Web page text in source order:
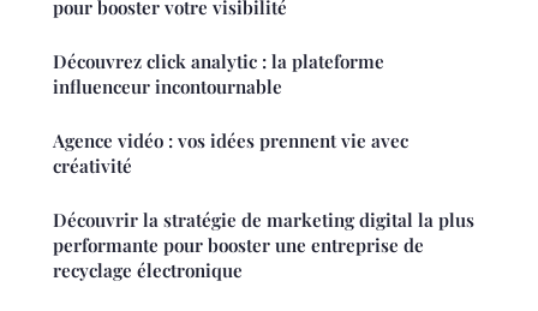
pour booster votre visibilité
Découvrez click analytic : la plateforme
influenceur incontournable
Agence vidéo : vos idées prennent vie avec
créativité
Découvrir la stratégie de marketing digital la plus
performante pour booster une entreprise de
recyclage électronique